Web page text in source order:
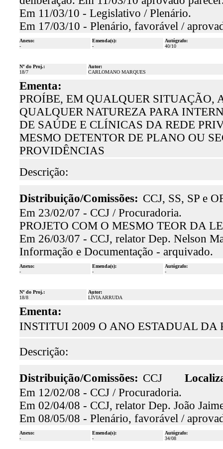
Em 11/03/10 - Legislativo / Plenário.
Em 17/03/10 - Plenário, favorável /
Anexo:
-
Emenda(s):
-
Autógrafo:
40/10
Nº do Proj.:
18/7
Autor:
CARLOMANO MARQUES
Ementa:
PROÍBE, EM QUALQUER SITUAÇÃO,
QUALQUER NATUREZA PARA
DE SAÚDE E CLÍNICAS DA REDE
MESMO DETENTOR DE PLANO OU
PROVIDÊNCIAS
Descrição:
Distribuição/Comissões: CCJ, SS, SP e
Em 23/02/07 - CCJ / Procuradoria.
PROJETO COM O MESMO TEOR DA
Em 26/03/07 - CCJ, relator Dep. Nelson
Informação e Documentação - arquivado.
Anexo:
-
Emenda(s):
-
Autógrafo:
-
Nº do Proj.:
18/8
Autor:
LÍVIA ARRUDA
Ementa:
INSTITUI 2009 O ANO ESTADUAL DA
Descrição:
Distribuição/Comissões: CCJ
Em 12/02/08 - CCJ / Procuradoria.
Em 02/04/08 - CCJ, relator Dep. João
Em 08/05/08 - Plenário, favorável /
Anexo:
-
Emenda(s):
-
Autógrafo:
34/08